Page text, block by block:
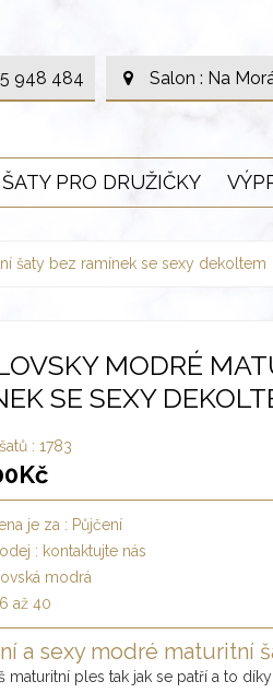
948 484 Salon : Na
ŠATY PRO DRUŽIČKY
šaty bez ramínek se sexy dekoltem
MODRÉ
SE SEXY
: 1783
Kč
je za : Půjčení
: kontaktujte nás
modrá
až 40
a sexy modré maturitní
maturitní ples tak jak se patří a to